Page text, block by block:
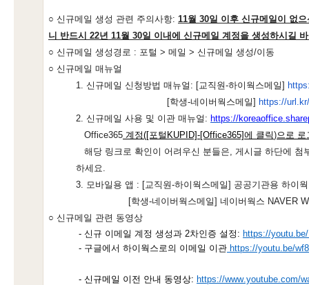
○ 신규메일 생성 관련 주의사항: 11월 30일 이후 신규메일이 없
니 반드시 22년 11월 30일 이내에 신규메일 계정을 생성하시길
○ 신규메일 생성경로 : 포털 > 메일 > 신규메일 생성/이동
○ 신규메일 매뉴얼
1. 신규메일 신청방법 매뉴얼 : [교직원-하이웍스메일]
[학생-네이버웍스메일] https://
2. 신규메일 사용 및 이관 매뉴얼 : https://koreaoffice.
Office365 계정([포털KUPID]-[Office365]에 클릭)으로 로
해당 링크로 확인이 어려우신 분들은, 게시글 하단에 첨
하세요.
3. 모바일용 앱 : [교직원-하이웍스메일] 공공기관용 하이
[학생-네이버웍스메일] 네이버웍스 NAVER
○ 신규메일 관련 동영상
- 신규 이메일 계정 생성과 2차인증 설정: https://
- 구글에서 하이웍스로의 이메일 이관 https://youtu.be/
- 신규메일 이전 안내 동영상: https://www.youtube.com/